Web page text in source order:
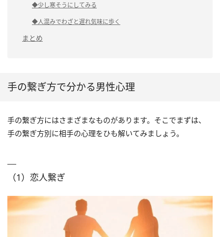
◆少し寒そうにしてみる
◆人混みでわざと遅れ気味に歩く
まとめ
手の繋ぎ方で分かる男性心理
手の繋ぎ方にはさまざまなものがあります。そこでまずは、
手の繋ぎ方別に相手の心理をひも解いてみましょう。
（1）恋人繋ぎ